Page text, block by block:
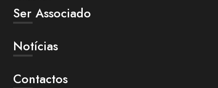
Ser Associado
Notícias
Contactos